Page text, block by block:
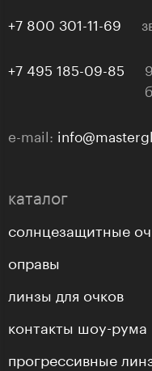
+7 800 301-11-69
+7 495 185-09-85
e-mail:
каталог
солнцезащитные
оправы
линзы для очков
контакты шоу-рума
прогрессивные